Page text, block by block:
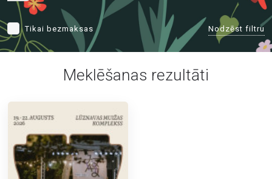
Tikai bezmaksas Nodzēst filtru
Meklēšanas rezultāti